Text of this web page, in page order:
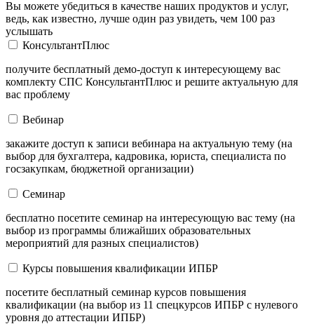
Вы можете убедиться в качестве наших продуктов и услуг,
ведь, как известно, лучше один раз увидеть, чем 100 раз
услышать
КонсультантПлюс
получите бесплатный демо-доступ к интересующему вас
комплекту СПС КонсультантПлюс и решите актуальную для
вас проблему
Вебинар
закажите доступ к записи вебинара на актуальную тему (на
выбор для бухгалтера, кадровика, юриста, специалиста по
госзакупкам, бюджетной организации)
Семинар
бесплатно посетите семинар на интересующую вас тему (на
выбор из программы ближайших образовательных
мероприятий для разных специалистов)
Курсы повышения квалификации ИПБР
посетите бесплатный семинар курсов повышения
квалификации (на выбор из 11 спецкурсов ИПБР с нулевого
уровня до аттестации ИПБР)